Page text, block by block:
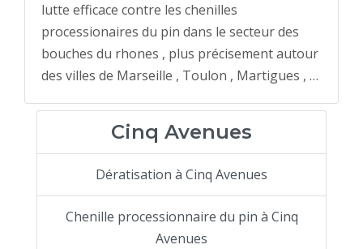
lutte efficace contre les chenilles
processionaires du pin dans le secteur des
bouches du rhones , plus précisement autour
des villes de Marseille , Toulon , Martigues , …
Cinq Avenues
Dératisation à Cinq Avenues
Chenille processionnaire du pin à Cinq
Avenues